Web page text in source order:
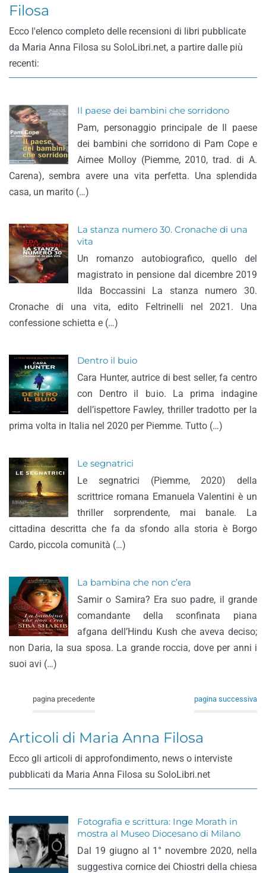
Filosa
Ecco l'elenco completo delle recensioni di libri pubblicate
da Maria Anna Filosa su SoloLibri.net, a partire dalle più
recenti:
Il paese dei bambini che sorridono
Pam, personaggio principale de Il paese
dei bambini che sorridono di Pam Cope e
Aimee Molloy (Piemme, 2010, trad. di A.
Carena), sembra avere una vita perfetta. Una splendida
casa, un marito (…)
La stanza numero 30. Cronache di una
vita
Un romanzo autobiografico, quello del
magistrato in pensione dal dicembre 2019
Ilda Boccassini La stanza numero 30.
Cronache di una vita, edito Feltrinelli nel 2021. Una
confessione schietta e (…)
Dentro il buio
Cara Hunter, autrice di best seller, fa centro
con Dentro il buio. La prima indagine
dell’ispettore Fawley, thriller tradotto per la
prima volta in Italia nel 2020 per Piemme. Tutto (…)
Le segnatrici
Le segnatrici (Piemme, 2020) della
scrittrice romana Emanuela Valentini è un
thriller sorprendente, mai banale. La
cittadina descritta che fa da sfondo alla storia è Borgo
Cardo, piccola comunità (…)
La bambina che non c’era
Samir o Samira? Era suo padre, il grande
comandante della sconfinata piana
afgana dell’Hindu Kush che aveva deciso;
non Daria, la sua sposa. La grande roccia, dove per anni i
suoi avi (…)
pagina precedente pagina successiva
Articoli di Maria Anna Filosa
Ecco gli articoli di approfondimento, news o interviste
pubblicati da Maria Anna Filosa su SoloLibri.net
Fotografia e scrittura: Inge Morath in
mostra al Museo Diocesano di Milano
Dal 19 giugno al 1° novembre 2020, nella
suggestiva cornice dei Chiostri della chiesa